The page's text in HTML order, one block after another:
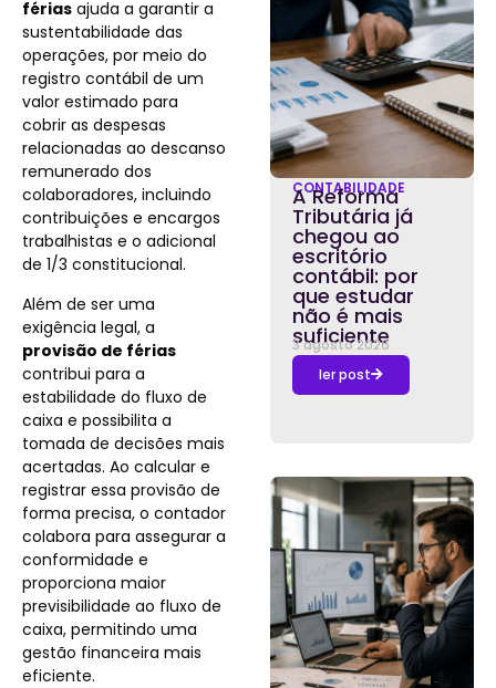
férias ajuda a garantir a
sustentabilidade das
operações, por meio do
registro contábil de um
valor estimado para
cobrir as despesas
relacionadas ao descanso
remunerado dos
colaboradores, incluindo
contribuições e encargos
trabalhistas e o adicional
de 1/3 constitucional.
Além de ser uma
exigência legal, a
provisão de férias
contribui para a
estabilidade do fluxo de
caixa e possibilita a
tomada de decisões mais
acertadas. Ao calcular e
registrar essa provisão de
forma precisa, o contador
colabora para assegurar a
conformidade e
proporciona maior
previsibilidade ao fluxo de
caixa, permitindo uma
gestão financeira mais
eficiente.
CONTABILIDADE
A Reforma
Tributária já
chegou ao
escritório
contábil: por
que estudar
não é mais
suficiente
3 agosto 2026
ler post